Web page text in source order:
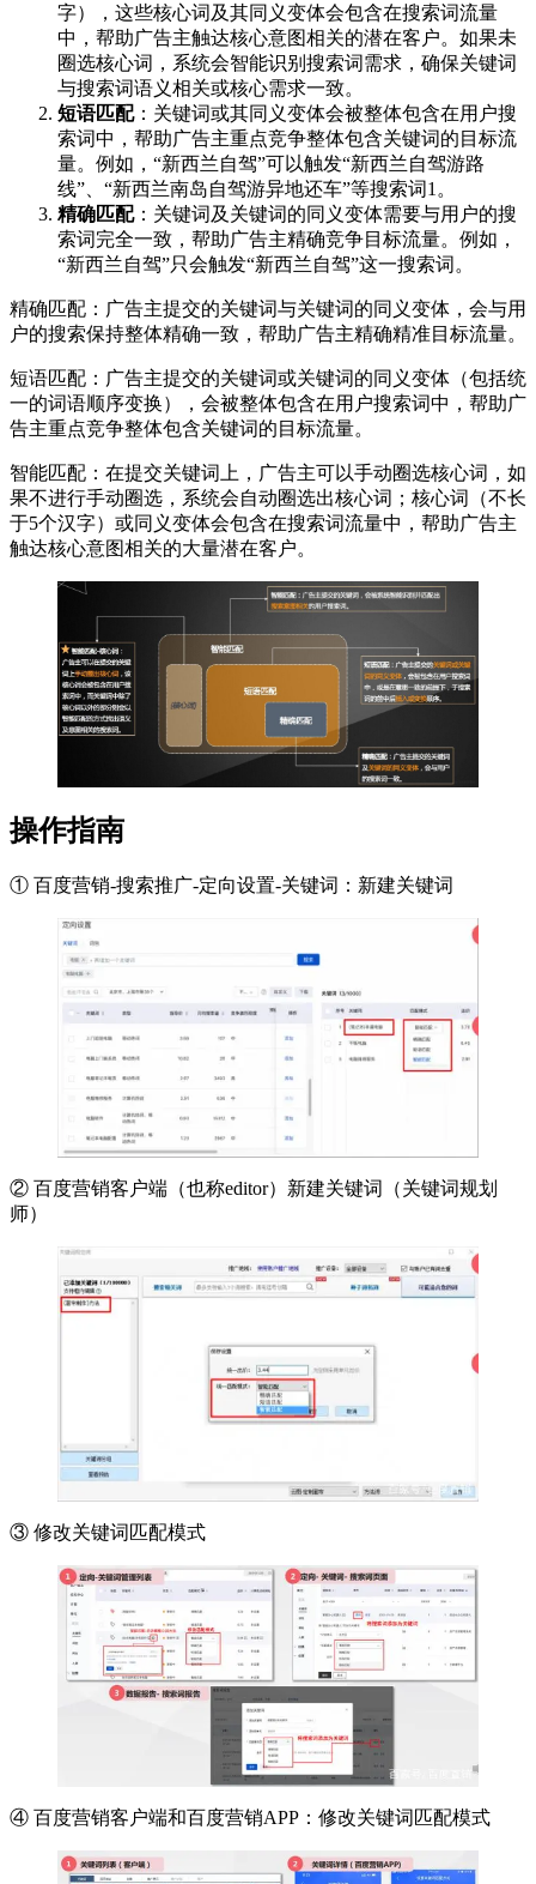
字），这些核心词及其同义变体会包含在搜索词流量
中，帮助广告主触达核心意图相关的潜在客户。如果未
圈选核心词，系统会智能识别搜索词需求，确保关键词
与搜索词语义相关或核心需求一致‌。
短语匹配‌：关键词或其同义变体会被整体包含在用户搜
索词中，帮助广告主重点竞争整体包含关键词的目标流
量。例如，“新西兰自驾”可以触发“新西兰自驾游路
线”、“新西兰南岛自驾游异地还车”等搜索词‌1。
精确匹配‌：关键词及关键词的同义变体需要与用户的搜
索词完全一致，帮助广告主精确竞争目标流量。例如，
“新西兰自驾”只会触发“新西兰自驾”这一搜索词‌。
精确匹配：广告主提交的关键词与关键词的同义变体，会与用
户的搜索保持整体精确一致，帮助广告主精确精准目标流量。
短语匹配：广告主提交的关键词或关键词的同义变体（包括统
一的词语顺序变换），会被整体包含在用户搜索词中，帮助广
告主重点竞争整体包含关键词的目标流量。
智能匹配：在提交关键词上，广告主可以手动圈选核心词，如
果不进行手动圈选，系统会自动圈选出核心词；核心词（不长
于5个汉字）或同义变体会包含在搜索词流量中，帮助广告主
触达核心意图相关的大量潜在客户。
操作指南
① 百度营销-搜索推广-定向设置-关键词：新建关键词
② 百度营销客户端（也称editor）新建关键词（关键词规划
师）
③ 修改关键词匹配模式
④ 百度营销客户端和百度营销APP：修改关键词匹配模式